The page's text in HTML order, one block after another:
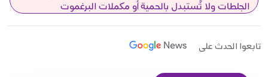
الجلطات ولا تُستبدل بالحمية أو مكملات البرغموت
تابعوا الحدث على